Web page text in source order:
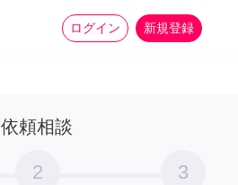
ログイン 新規登録
家事 more_horiz
依頼相談
2 3